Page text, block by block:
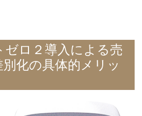
ゼロ２導入による売
別化の具体的メリッ